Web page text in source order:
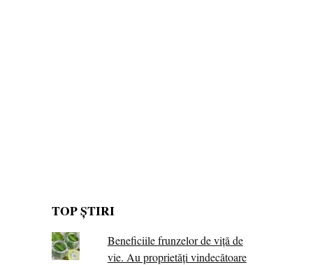
TOP ȘTIRI
Beneficiile frunzelor de viță de
vie. Au proprietăţi vindecătoare